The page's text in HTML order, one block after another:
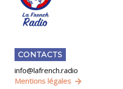
CONTACTS
info@lafrench.radio
Mentions légales